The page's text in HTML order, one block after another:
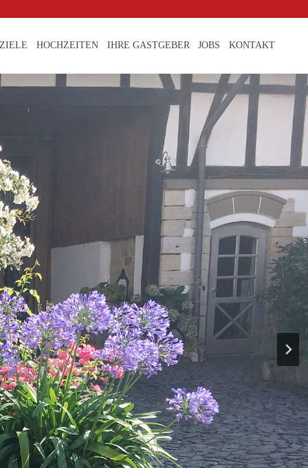
HOCHZEITEN IHRE GASTGEBER JOBS KONTAKT